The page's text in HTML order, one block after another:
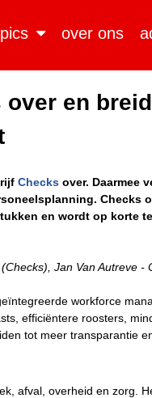
over ons
over en
Checks over. Daarmee
Checks
en wordt op korte
Jan Van Autreve -
workforce
efficiëntere roosters,
tot meer transparantie
afval, overheid en zorg.